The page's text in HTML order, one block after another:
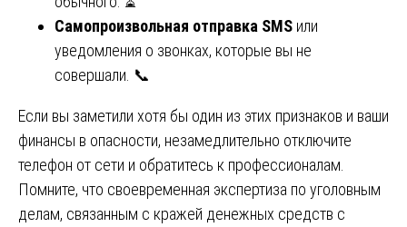
Самопроизвольная отправка SMS или
уведомления о звонках, которые вы не
совершали. 📞
Если вы заметили хотя бы один из этих признаков и ваши
финансы в опасности, незамедлительно отключите
телефон от сети и обратитесь к профессионалам.
Помните, что своевременная экспертиза по уголовным
делам, связанным с кражей денежных средств с